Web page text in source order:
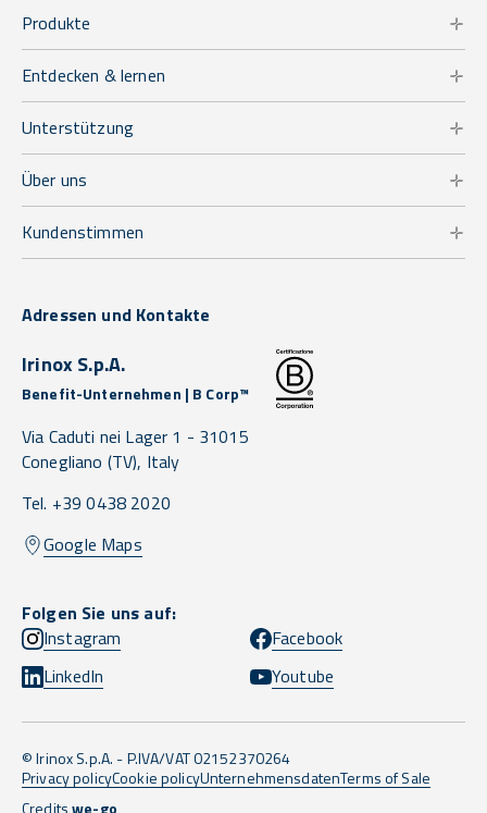
Produkte
Entdecken & lernen
Unterstützung
Über uns
Kundenstimmen
Adressen und Kontakte
Irinox S.p.A.
Benefit-Unternehmen | B Corp™
Via Caduti nei Lager 1 - 31015
Conegliano (TV), Italy
Tel. +39 0438 2020
Google Maps
Folgen Sie uns auf:
Instagram
Facebook
LinkedIn
Youtube
© Irinox S.p.A. - P.IVA/VAT 02152370264
Privacy policyCookie policyUnternehmensdatenTerms of Sale
Creditswe-go